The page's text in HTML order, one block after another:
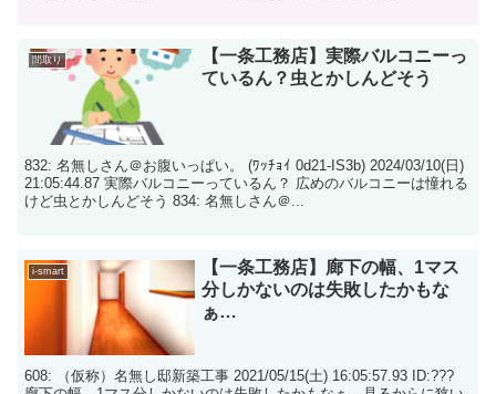
間取り
【一条工務店】実際バルコニーっ
ているん？虫とかしんどそう
832: 名無しさん＠お腹いっぱい。 (ﾜｯﾁｮｲ 0d21-IS3b) 2024/03/10(日)
21:05:44.87 実際バルコニーっているん？ 広めのバルコニーは憧れる
けど虫とかしんどそう 834: 名無しさん＠...
i-smart
【一条工務店】廊下の幅、1マス
分しかないのは失敗したかもな
ぁ…
608: （仮称）名無し邸新築工事 2021/05/15(土) 16:05:57.93 ID:???